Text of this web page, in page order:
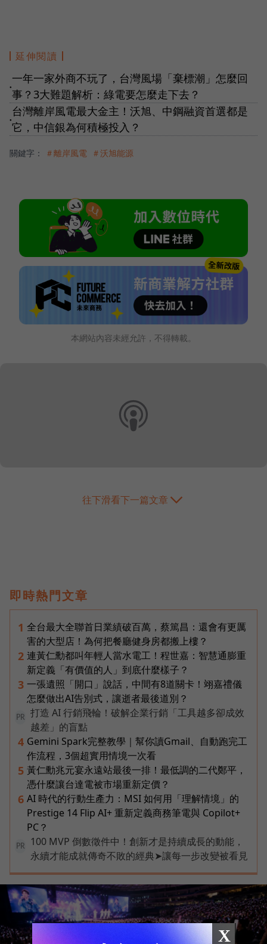
延伸閱讀
●
一年一家外商不玩了，台灣風場「棄標潮」怎麼回
事？3大難題解析：綠電要怎麼走下去？
●
台灣離岸風電最大金主！沃旭、中鋼融資首選都是
它，中信銀為何積極投入？
關鍵字： ＃離岸風電 ＃沃旭能源
本網站內容未經允許，不得轉載。
往下滑看下一篇文章
即時熱門文章
1 全台最大全聯首日業績破百萬，蔡篤昌：還會有更厲
害的大型店！為何把餐廳健身房都搬上樓？
2 連黃仁勳都叫年輕人當水電工！程世嘉：智慧通膨重
新定義「有價值的人」到底什麼樣子？
3 一張遺照「開口」說話，中間有8道關卡！翊嘉禮儀
怎麼做出AI告別式，讓逝者最後道別？
PR
打造 AI 行銷飛輪！破解企業行銷「工具越多卻成效
越差」的盲點
4 Gemini Spark完整教學｜幫你讀Gmail、自動跑完工
作流程，3個超實用情境一次看
5 黃仁勳兆元宴永遠站最後一排！最低調的二代鄭平，
憑什麼讓台達電被市場重新定價？
6 AI 時代的行動生產力：MSI 如何用「理解情境」的
Prestige 14 Flip AI+ 重新定義商務筆電與 Copilot+
PC？
PR
100 MVP 倒數徵件中！創新才是持續成長的動能，
永續才能成就傳奇不敗的經典➤讓每一步改變被看見
X